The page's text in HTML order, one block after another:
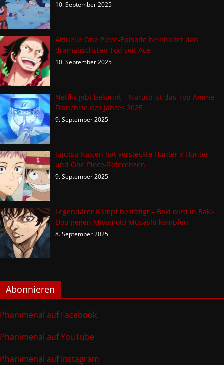
10. September 2025
Aktuelle One Piece-Episode beinhaltet den
dramatischsten Tod seit Ace
10. September 2025
Netflix gibt bekannt – Naruto ist das Top Anime-
Franchise des Jahres 2025
9. September 2025
Jujutsu Kaisen hat versteckte Hunter x Hunter
und One Piece-Referenzen
9. September 2025
Legendärer Kampf bestätigt – Baki wird in Baki-
Dou gegen Miyamoto Musashi kämpfen
8. September 2025
Abonnieren
Phanimenal auf Facebook
Phanimenal auf YouTube
Phanimenal auf Instagram